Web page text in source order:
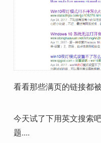
看看那些满页的链接都
今天试了下用英文搜索
题....